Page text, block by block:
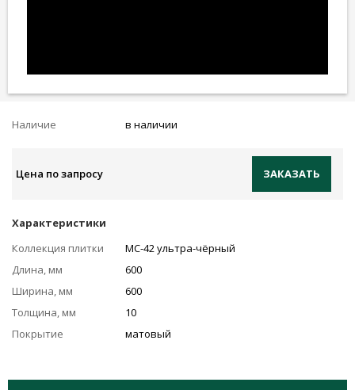
Наличие в наличии
Цена по запросу ЗАКАЗАТЬ
Характеристики
Коллекция плитки
MC-42 ультра-чёрный
Длина, мм
600
Ширина, мм
600
Толщина, мм
10
Покрытие
матовый